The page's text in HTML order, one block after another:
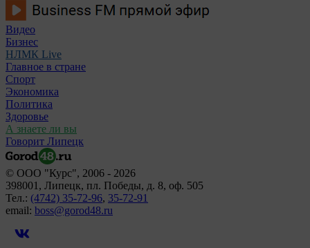
Видео
Бизнес
НЛМК Live
Главное в стране
Спорт
Экономика
Политика
Здоровье
А знаете ли вы
Говорит Липецк
© ООО "Курс", 2006 - 2026
398001, Липецк, пл. Победы, д. 8, оф. 505
Тел.: (4742) 35-72-96, 35-72-91
email: boss@gorod48.ru